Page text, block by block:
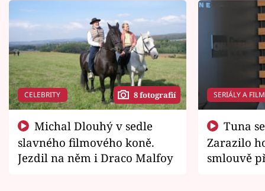
CELEBRITY 8 fotografií
slavného filmového koně.
Jezdil na něm i Draco Malfoy
SERIÁLY A
Zarazilo
smlouvě